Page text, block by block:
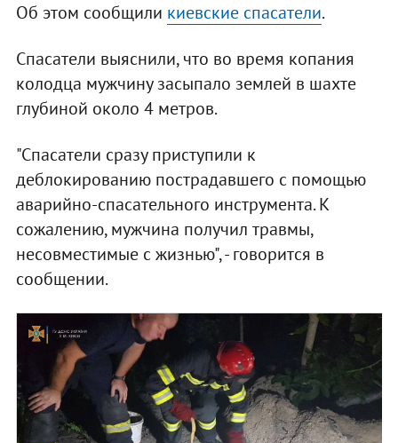
Об этом сообщили киевские спасатели.
Спасатели выяснили, что во время копания
колодца мужчину засыпало землей в шахте
глубиной около 4 метров.
"Спасатели сразу приступили к
деблокированию пострадавшего с помощью
аварийно-спасательного инструмента. К
сожалению, мужчина получил травмы,
несовместимые с жизнью", - говорится в
сообщении.